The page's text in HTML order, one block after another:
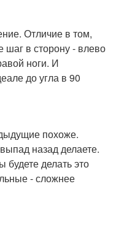
Отличие в том,
шаг в сторону - влево
ноги. И
до угла в 90
похоже.
назад делаете.
делать это
- сложнее